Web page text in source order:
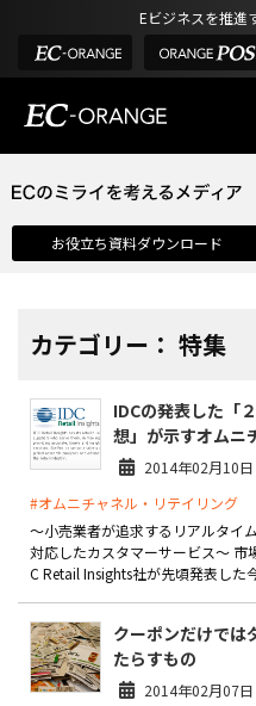
Eビジネスを推進
選ばれる理由
課題解決例
外部サービス連携
インフラ環境・サポート
費用
製品
特長
ショッピングモール型 EC
マルチテナント、マルチブランドなど
お役立ち資料ダウンロード
カテゴリー： 特集
IDCの発表した「
想」が示すオムニ
2014年02月10日
#オムニチャネル・リテイリング
～小売業者が追求するリアルタイ
対応したカスタマーサービス～ 市
C Retail Insights社が先頃発表した
クーポンだけでは
たらすもの
2014年02月07日